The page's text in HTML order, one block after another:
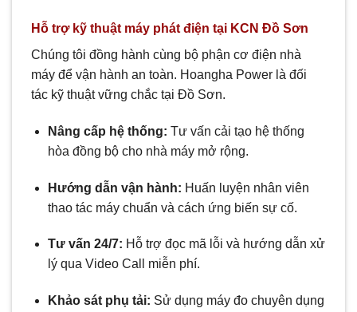
Hỗ trợ kỹ thuật máy phát điện tại KCN Đồ Sơn
Chúng tôi đồng hành cùng bộ phận cơ điện nhà
máy để vận hành an toàn. Hoangha Power là đối
tác kỹ thuật vững chắc tại Đồ Sơn.
Nâng cấp hệ thống: Tư vấn cải tạo hệ thống
hòa đồng bộ cho nhà máy mở rộng.
Hướng dẫn vận hành: Huấn luyện nhân viên
thao tác máy chuẩn và cách ứng biến sự cố.
Tư vấn 24/7: Hỗ trợ đọc mã lỗi và hướng dẫn xử
lý qua Video Call miễn phí.
Khảo sát phụ tải: Sử dụng máy đo chuyên dụng